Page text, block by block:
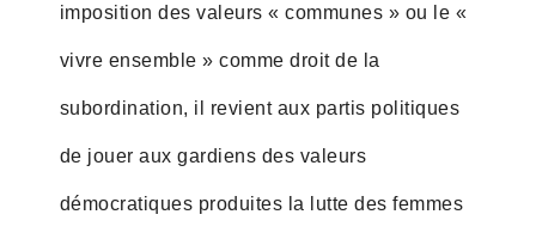
imposition des valeurs « communes » ou le «
vivre ensemble » comme droit de la
subordination, il revient aux partis politiques
de jouer aux gardiens des valeurs
démocratiques produites la lutte des femmes